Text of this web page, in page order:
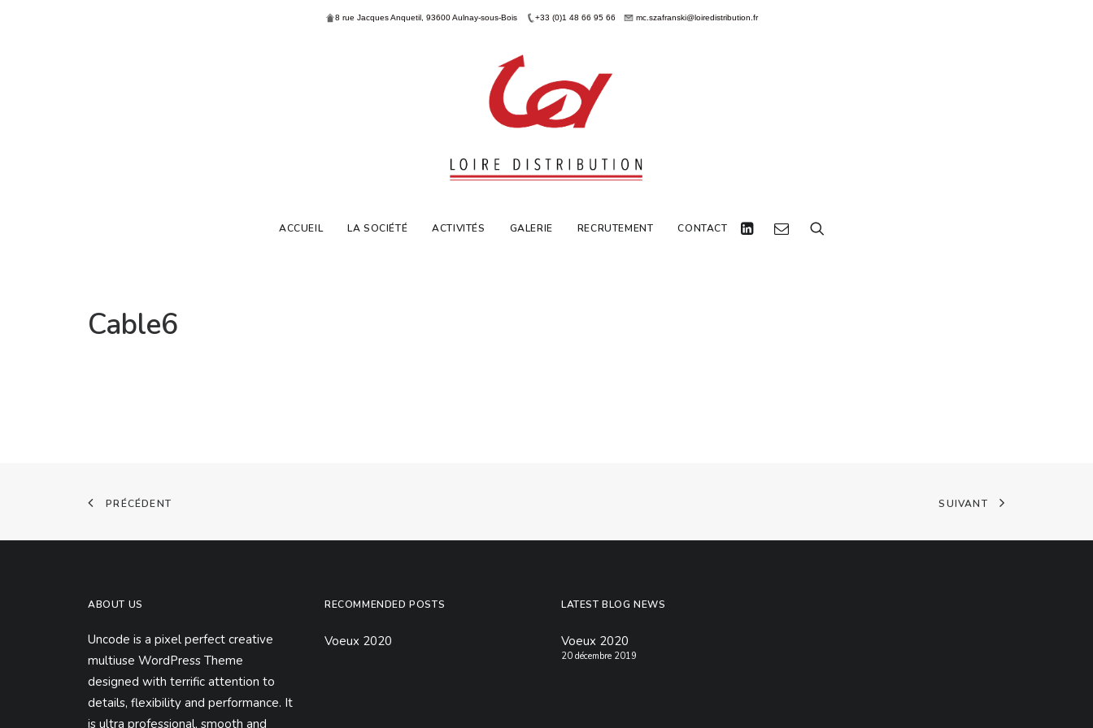
8 rue Jacques Anquetil, 93600 Aulnay-sous-Bois +33 (0)1 48 66 95 66 mc.szafranski@loiredistribution.fr
ACCUEIL LA SOCIÉTÉ ACTIVITÉS GALERIE RECRUTEMENT CONTACT
Cable6
PRÉCÉDENT SUIVANT
ABOUT US
Uncode is a pixel perfect creative
multiuse WordPress Theme
designed with terrific attention to
details, flexibility and performance. It
is ultra professional, smooth and
RECOMMENDED POSTS
Voeux 2020
LATEST BLOG NEWS
Voeux 2020
20 décembre 2019